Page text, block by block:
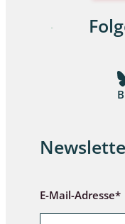
E-Mail-Adresse*